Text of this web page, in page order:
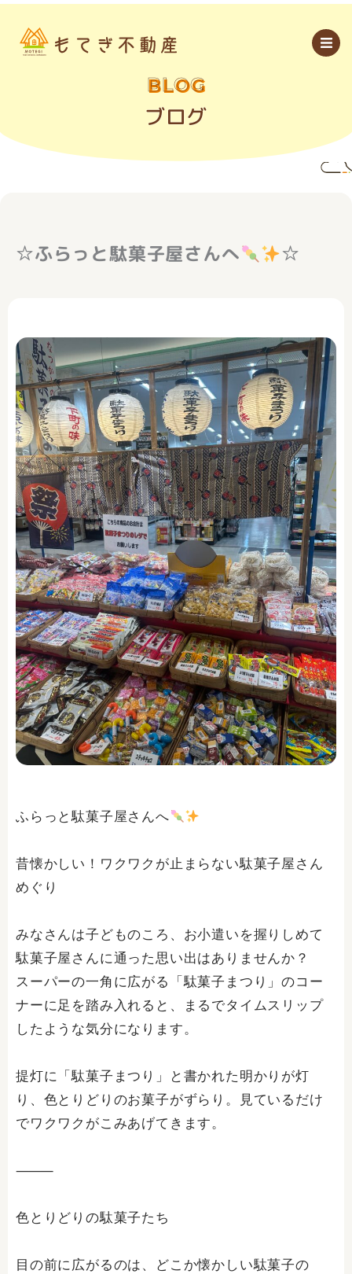
内
BLOG
ブログ
☆ふらっと駄菓子屋さんへ ☆
ふらっと駄菓子屋さんへ
昔懐かしい！ワクワクが止まらない駄菓子屋さん
めぐり
みなさんは子どものころ、お小遣いを握りしめて
駄菓子屋さんに通った思い出はありませんか？
スーパーの一角に広がる「駄菓子まつり」のコー
ナーに足を踏み入れると、まるでタイムスリップ
したような気分になります。
提灯に「駄菓子まつり」と書かれた明かりが灯
り、色とりどりのお菓子がずらり。見ているだけ
でワクワクがこみあげてきます。
⸻
色とりどりの駄菓子たち
目の前に広がるのは、どこか懐かしい駄菓子の